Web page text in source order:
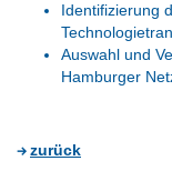
Identifizierung
Auswahl und
Hamburger
zurück